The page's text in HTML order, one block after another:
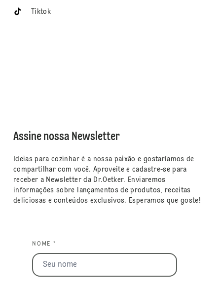
Tiktok
Assine nossa Newsletter
Ideias para cozinhar é a nossa paixão e gostaríamos de
compartilhar com você. Aproveite e cadastre-se para
receber a Newsletter da Dr.Oetker. Enviaremos
informações sobre lançamentos de produtos, receitas
deliciosas e conteúdos exclusivos. Esperamos que goste!
NOME *